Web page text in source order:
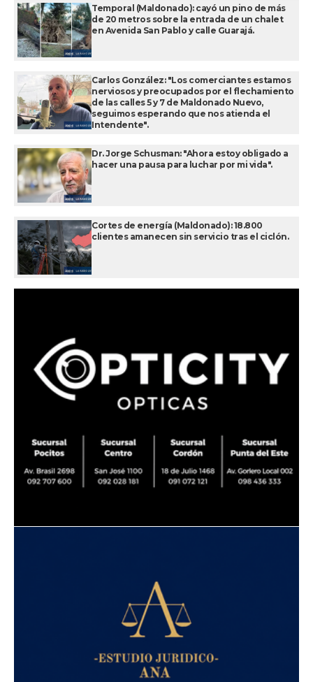
Temporal (Maldonado): cayó un pino de más
de 20 metros sobre la entrada de un chalet
en Avenida San Pablo y calle Guarajá.
Carlos González: "Los comerciantes estamos
nerviosos y preocupados por el flechamiento
de las calles 5 y 7 de Maldonado Nuevo,
seguimos esperando que nos atienda el
Intendente".
Dr. Jorge Schusman: "Ahora estoy obligado a
hacer una pausa para luchar por mi vida".
Cortes de energía (Maldonado): 18.800
clientes amanecen sin servicio tras el ciclón.